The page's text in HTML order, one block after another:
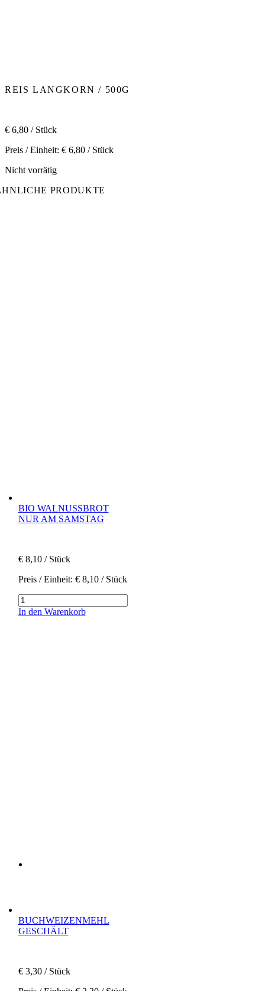
REIS LANGKORN / 500G
€ 6,80 / Stück
Preis / Einheit: € 6,80 / Stück
Nicht vorrätig
PRODUKTE
BIO WALNUSSBROT
NUR AM SAMSTAG
€8,10/ Stück
Preis / Einheit: €8,10/ Stück
Bio
Walnussbrot
In den Warenkorb
BUCHWEIZENMEHL
GESCHÄLT
€3,30/ Stück